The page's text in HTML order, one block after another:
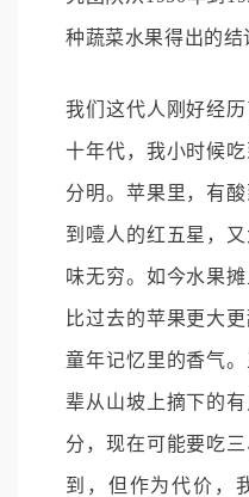
种蔬菜水果得出的结
我们这代人刚好经
十年代，我小时候
分明。苹果里，有
到噎人的红五星，
味无穷。如今水果
比过去的苹果更大
童年记忆里的香气
辈从山坡上摘下的
分，现在可能要吃
到，但作为代价，